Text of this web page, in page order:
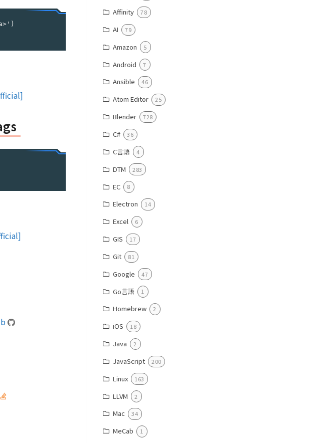
Affinity 78
AI 79
Amazon 5
Android 7
Ansible 46
Atom Editor 25
Blender 728
C# 36
C言語 4
DTM 283
EC 8
Electron 14
Excel 6
GIS 17
Git 81
Google 47
Go言語 1
Homebrew 2
iOS 18
Java 2
JavaScript 200
Linux 163
LLVM 2
Mac 34
MeCab 1